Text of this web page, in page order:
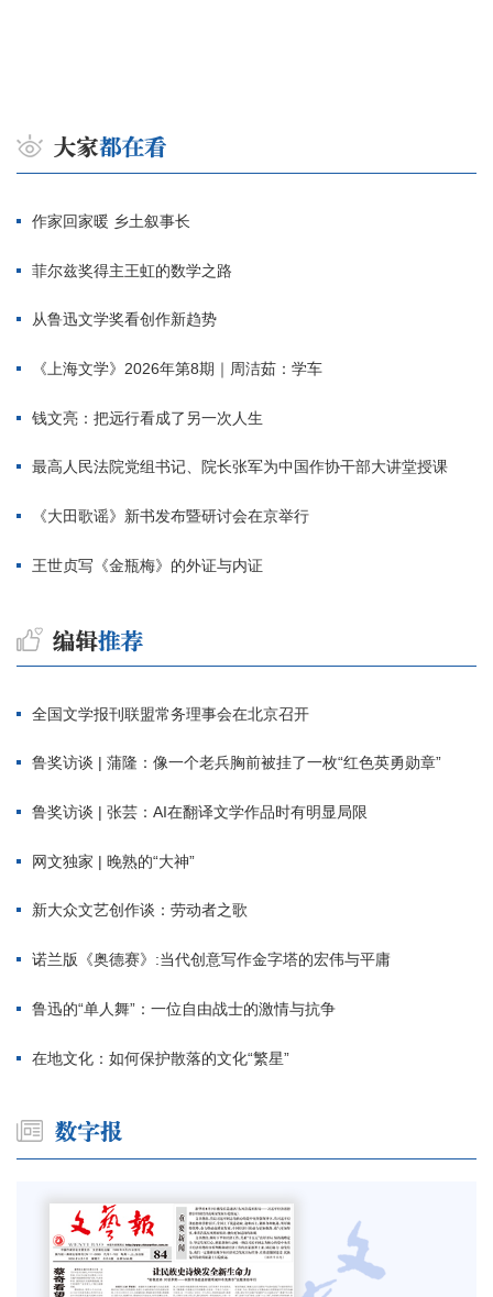
作家回家暖 乡土叙事长
菲尔兹奖得主王虹的数学之路
从鲁迅文学奖看创作新趋势
《上海文学》2026年第8期｜周洁茹：学车
钱文亮：把远行看成了另一次人生
最高人民法院党组书记、院长张军为中国作协干部大讲堂授课
《大田歌谣》新书发布暨研讨会在京举行
王世贞写《金瓶梅》的外证与内证
全国文学报刊联盟常务理事会在北京召开
鲁奖访谈 | 蒲隆：像一个老兵胸前被挂了一枚“红色英勇勋章”
鲁奖访谈 | 张芸：AI在翻译文学作品时有明显局限
网文独家 | 晚熟的“大神”
新大众文艺创作谈：劳动者之歌
诺兰版《奥德赛》:当代创意写作金字塔的宏伟与平庸
鲁迅的“单人舞”：一位自由战士的激情与抗争
在地文化：如何保护散落的文化“繁星”